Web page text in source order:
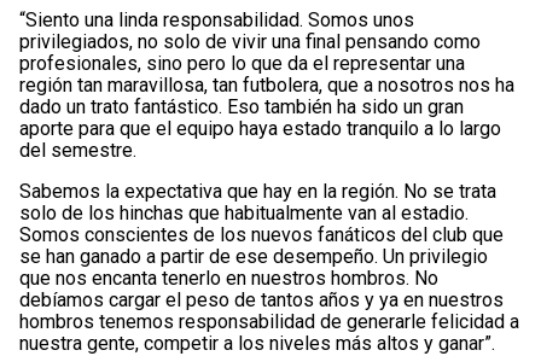
“Siento una linda responsabilidad. Somos unos
privilegiados, no solo de vivir una final pensando como
profesionales, sino pero lo que da el representar una
región tan maravillosa, tan futbolera, que a nosotros nos ha
dado un trato fantástico. Eso también ha sido un gran
aporte para que el equipo haya estado tranquilo a lo largo
del semestre.
Sabemos la expectativa que hay en la región. No se trata
solo de los hinchas que habitualmente van al estadio.
Somos conscientes de los nuevos fanáticos del club que
se han ganado a partir de ese desempeño. Un privilegio
que nos encanta tenerlo en nuestros hombros. No
debíamos cargar el peso de tantos años y ya en nuestros
hombros tenemos responsabilidad de generarle felicidad a
nuestra gente, competir a los niveles más altos y ganar”.